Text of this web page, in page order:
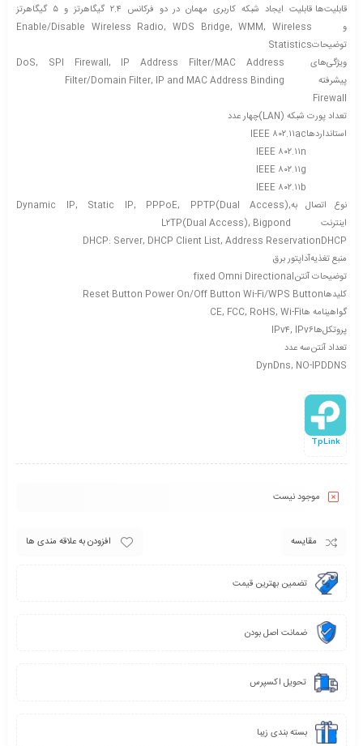
قابلیت‌ها
و
توضیحات
قابلیت ایجاد شبکه کاربری مهمان در دو فرکانس ۲.۴ گیگاهرتز و ۵ گیگاهرتز
Enable/Disable Wireless Radio, WDS Bridge, WMM, Wireless
Statistics
ویژگی‌های
پیشرفته
Firewall
DoS, SPI Firewall, IP Address Filter/MAC Address
Filter/Domain Filter, IP and MAC Address Binding
تعداد پورت شبکه (LAN)
چهار عدد
استانداردهاIEEE ۸۰۲.۱۱ac
IEEE ۸۰۲.۱۱n
IEEE ۸۰۲.۱۱g
IEEE ۸۰۲.۱۱b
نوع اتصال به
اینترنت
Dynamic IP, Static IP, PPPoE, PPTP(Dual Access),
L۲TP(Dual Access), Bigpond
DHCP
DHCP: Server, DHCP Client List, Address Reservation
منبع تغذیهآداپتور برق
توضیحات آنتنfixed Omni Directional
کلیدهاReset Button Power On/Off Button Wi-Fi/WPS Button
گواهینامه‌ هاCE, FCC, RoHS, Wi-Fi
پروتکل‌هاIPv۴, IPv۶
تعداد آنتنسه عدد
DDNS
DynDns, NO-IP
TpLink
موجود نیست
مقایسه افزودن به علاقه مندی ها
تضمین بهترین قیمت
ضمانت اصل بودن
تحویل اکسپرس
بسته بندی زیبا